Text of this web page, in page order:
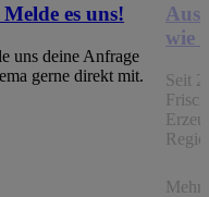
es uns!
uns deine Anfrage
gerne direkt mit.
Aus
wie
Seit
Mehr